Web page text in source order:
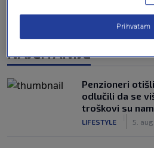
NAJČITANIJE
Penzioneri
odlučili da se
troškovi su
LIFESTYLE 5. aug.
Prihvatam